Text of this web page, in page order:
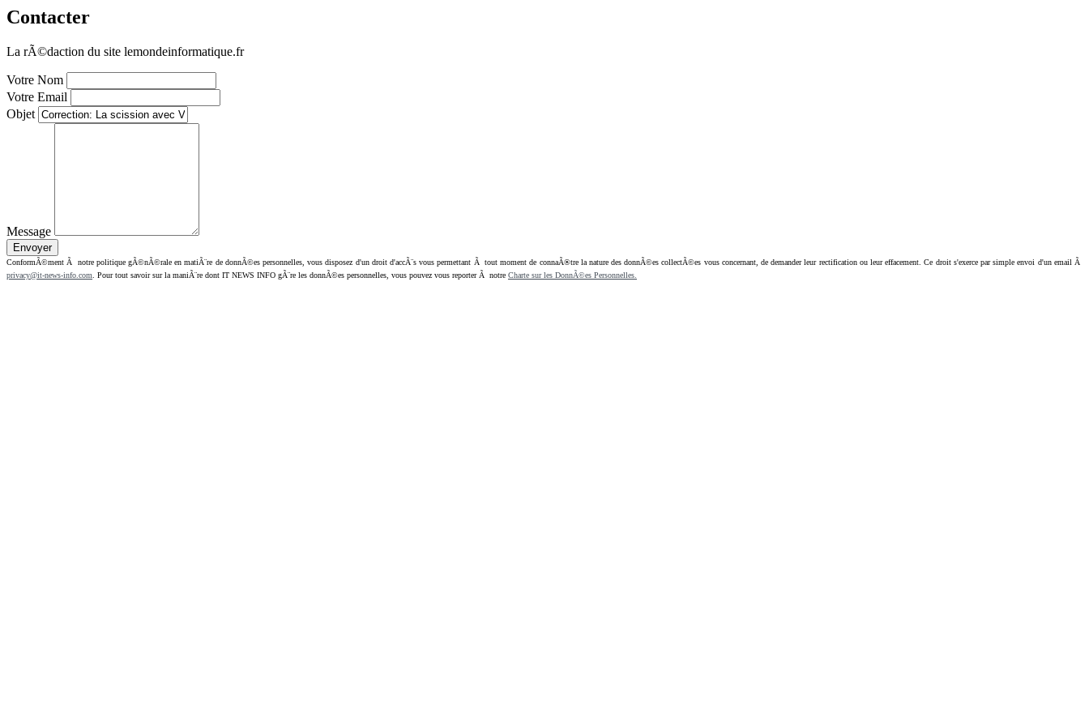
Contacter
La rÃ©daction du site lemondeinformatique.fr
Votre Nom
Votre Email
Objet
Message
ConformÃ©ment Ã notre politique gÃ©nÃ©rale en matiÃ¨re de donnÃ©es personnelles, vous disposez d'un droit d'accÃ¨s vous permettant Ã tout moment de connaÃ®tre la nature des donnÃ©es collectÃ©es vous concernant, de demander leur rectification ou leur effacement. Ce droit s'exerce par simple envoi d'un email Ã
privacy@it-news-info.com . Pour tout savoir sur la maniÃ¨re dont IT NEWS INFO gÃ¨re les donnÃ©es personnelles, vous pouvez vous reporter Ã notre Charte sur les DonnÃ©es Personnelles.